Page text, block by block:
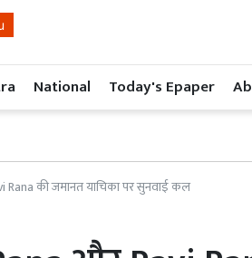
National Today's Epaper
Rana की जमानत याचिका पर सुनवाई कल